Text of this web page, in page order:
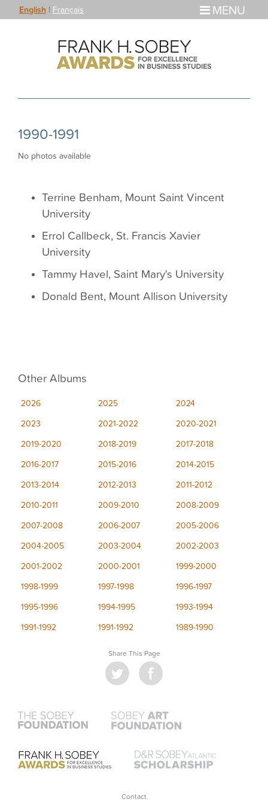
English | Français MENU
1990-1991
No photos available
Terrine Benham, Mount Saint Vincent
University
Errol Callbeck, St. Francis Xavier
University
Tammy Havel, Saint Mary's University
Donald Bent, Mount Allison University
Other Albums
2026 2025
2024
2023
2021-2022
2020-2021
2019-2020
2018-2019
2017-2018
2016-2017
2015-2016
2014-2015
2013-2014
2012-2013
2011-2012
2010-2011
2009-2010
2008-2009
2007-2008
2006-2007
2005-2006
2004-2005
2003-2004
2002-2003
2001-2002
2000-2001
1999-2000
1998-1999
1997-1998
1996-1997
1995-1996
1994-1995
1993-1994
1991-1992
1991-1992 1989-1990
Share This Page
Contact